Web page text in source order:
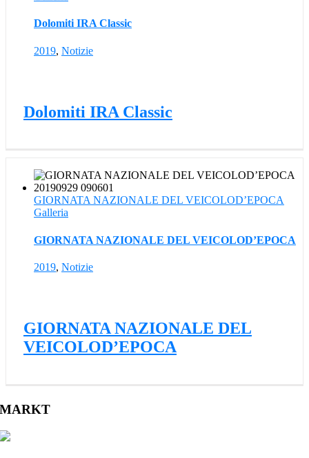
Dolomiti IRA Classic
2019, Notizie
Dolomiti IRA Classic
GIORNATA NAZIONALE DEL VEICOLOD’EPOCA
Galleria
GIORNATA NAZIONALE DEL VEICOLOD’EPOCA
2019, Notizie
GIORNATA NAZIONALE DEL
VEICOLOD’EPOCA
MARKT